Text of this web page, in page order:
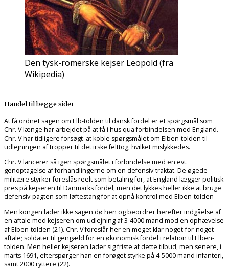
Den tysk-romerske kejser Leopold (fra
Wikipedia)
Handel til begge sider
At få ordnet sagen om Elb-tolden til dansk fordel er et spørgsmål som
Chr. V længe har arbejdet på at få i hus qua forbindelsen med England.
Chr. V har tidligere forsøgt at koble spørgsmålet om Elben-tolden til
udlejningen af tropper til det irske felttog, hvilket mislykkedes.
Chr. V lancerer så igen spørgsmålet i forbindelse med en evt.
genoptagelse af forhandlingerne om en defensiv-traktat. De øgede
militære styrker foreslås reelt som betaling for, at England lægger politisk
pres på kejseren til Danmarks fordel, men det lykkes heller ikke at bruge
defensiv-pagten som løftestang for at opnå kontrol med Elben-tolden
Men kongen lader ikke sagen dø hen og beordrer herefter indgåelse af
en aftale med kejseren om udlejning af 3-4000 mand mod en ophævelse
af Elben-tolden (21). Chr. V foreslår her en meget klar noget-for-noget
aftale; soldater til gengæld for en økonomisk fordel i relation til Elben-
tolden. Men heller kejseren lader sig friste af dette tilbud, men senere, i
marts 1691, efterspørger han en forøget styrke på 4-5000 mand infanteri,
samt 2000 ryttere (22).